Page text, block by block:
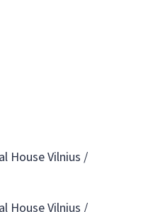
House Vilnius /
House Vilnius /